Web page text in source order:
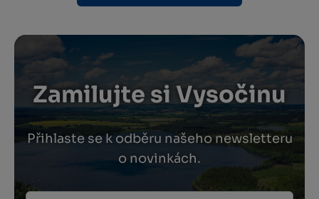
Zamilujte si Vysočinu
Přihlaste se k odběru našeho newsletteru
o novinkách.